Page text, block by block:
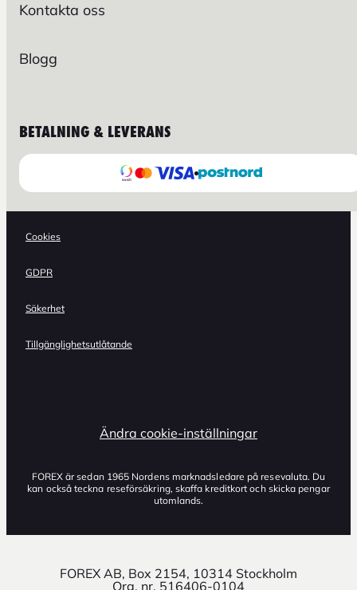
Kontakta oss
Blogg
BETALNING & LEVERANS
Cookies
GDPR
Säkerhet
Tillgänglighetsutlåtande
Ändra cookie-inställningar
FOREX är sedan 1965 Nordens marknadsledare på resevaluta. Du
kan också teckna reseförsäkring, skaffa kreditkort och skicka pengar
utomlands.
FOREX AB, Box 2154, 10314 Stockholm
Org. nr. 516406-0104